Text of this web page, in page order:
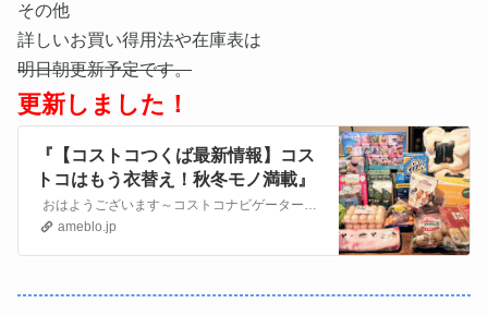
その他
詳しいお買い得用法や在庫表は
明日朝更新予定です。
更新しました！
『【コストコつくば最新情報】コス
トコはもう衣替え！秋冬モノ満載』
おはようございます～コストコナビゲーターaoです。 8月12日はコストコ買い出しDAYでした！ コストコ購入品 KS炭酸水 ￥1078 タングルテ…
ameblo.jp